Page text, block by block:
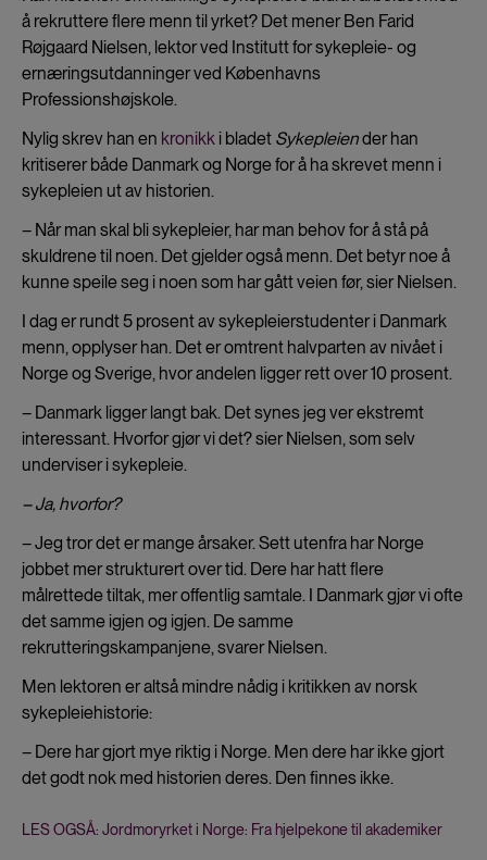
å rekruttere flere menn til yrket? Det mener Ben Farid
Røjgaard Nielsen, lektor ved Institutt for sykepleie- og
ernæringsutdanninger ved Københavns
Professionshøjskole.
Nylig skrev han en kronikki bladet Sykepleiender han
kritiserer både Danmark og Norge for å ha skrevet menn i
sykepleien ut av historien.
– Når man skal bli sykepleier, har man behov for å stå på
skuldrene til noen. Det gjelder også menn. Det betyr noe å
kunne speile seg i noen som har gått veien før, sier Nielsen.
I dag er rundt 5 prosent av sykepleierstudenter i Danmark
menn, opplyser han. Det er omtrent halvparten av nivået i
Norge og Sverige, hvor andelen ligger rett over 10 prosent.
– Danmark ligger langt bak. Det synes jeg ver ekstremt
interessant. Hvorfor gjør vi det? sier Nielsen, som selv
underviser i sykepleie.
– Ja, hvorfor?
– Jeg tror det er mange årsaker. Sett utenfra har Norge
jobbet mer strukturert over tid. Dere har hatt flere
målrettede tiltak, mer offentlig samtale. I Danmark gjør vi ofte
det samme igjen og igjen. De samme
rekrutteringskampanjene, svarer Nielsen.
Men lektoren er altså mindre nådig i kritikken av norsk
sykepleiehistorie:
– Dere har gjort mye riktig i Norge. Men dere har ikke gjort
det godt nok med historien deres. Den finnes ikke.
LES OGSÅ: Jordmoryrket i Norge: Fra hjelpekone til akademiker